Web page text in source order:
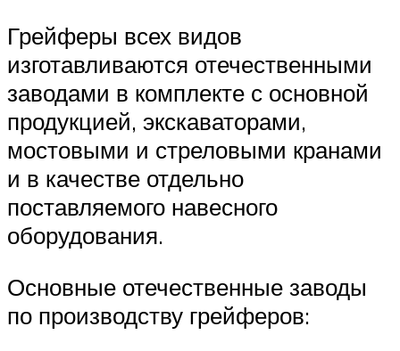
Грейферы всех видов
изготавливаются отечественными
заводами в комплекте с основной
продукцией, экскаваторами,
мостовыми и стреловыми кранами
и в качестве отдельно
поставляемого навесного
оборудования.
Основные отечественные заводы
по производству грейферов: